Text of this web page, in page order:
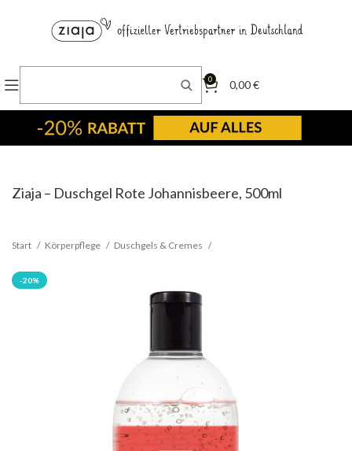
0 0,00€
Ziaja – Duschgel Rote Johannisbeere, 500ml
Start Körperpflege Duschgels & Cremes
-20%